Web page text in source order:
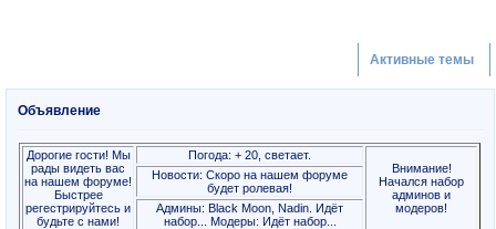
Активные темы
Объявление
Дорогие гости! Мы
рады видеть вас
на нашем форуме!
Быстрее
регестрируйтесь и
будьте с нами!
Погода: + 20, светает.
Внимание!
Начался набор
админов и
модеров!
Новости: Скоро на нашем форуме
будет ролевая!
Админы: Black Moon, Nadin. Идёт
набор... Модеры: Идёт набор...